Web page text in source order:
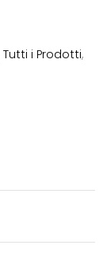
Tutti i Prodotti,